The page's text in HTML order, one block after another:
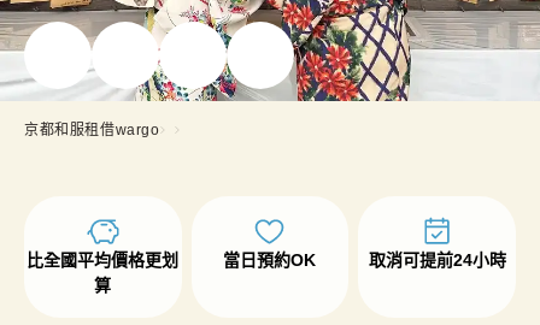
京都和服租借wargo
比全國平均價格更划
算
當日預約OK 取消可提前24小時